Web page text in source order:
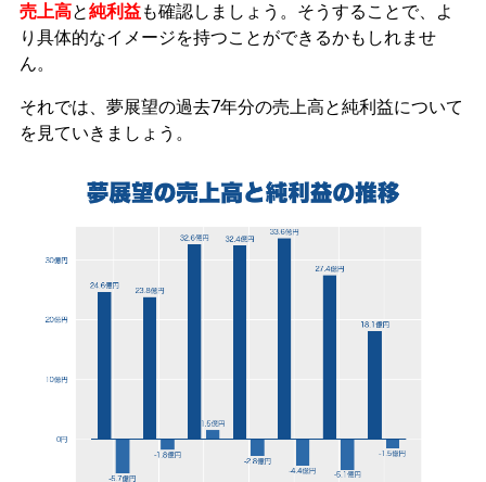
売上高と純利益も確認しましょう。そうすることで、よ
り具体的なイメージを持つことができるかもしれませ
ん。
それでは、夢展望の過去7年分の売上高と純利益について
を見ていきましょう。